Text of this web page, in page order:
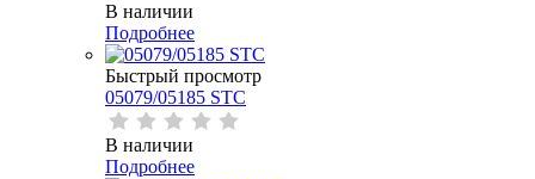
В наличии
Подробнее
Быстрый просмотр
05079/05185 STC
В наличии
Подробнее